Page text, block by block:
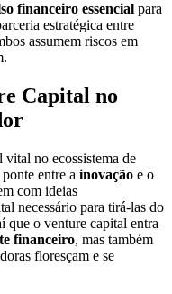
financeiro essencial para
estratégica entre
assumem riscos em
Capital no
vital no ecossistema de
entre a inovação e o
com ideias
necessário para tirá-las do
que o venture capital entra
financeiro, mas também
floresçam e se